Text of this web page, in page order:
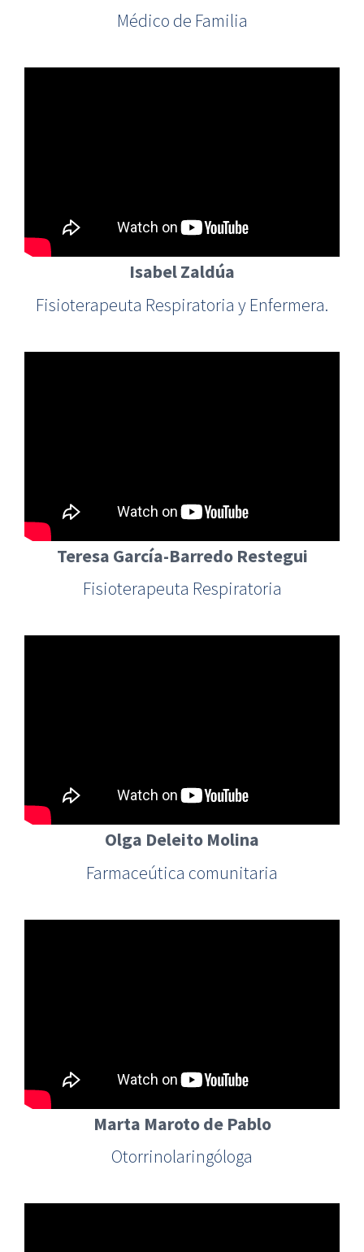
Médico de Familia
Isabel Zaldúa
Fisioterapeuta Respiratoria y Enfermera.
Teresa García-Barredo Restegui
Fisioterapeuta Respiratoria
Olga Deleito Molina
Farmaceútica comunitaria
Marta Maroto de Pablo
Otorrinolaringóloga